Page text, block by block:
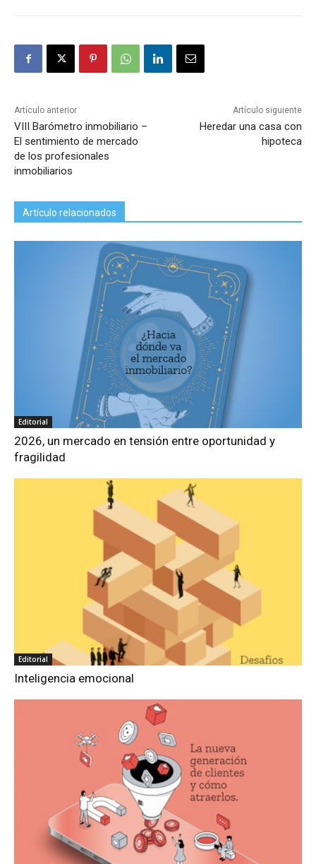
Artículo anterior
VIII Barómetro inmobiliario –
El sentimiento de mercado
de los profesionales
inmobiliarios
Artículo siguiente
Heredar una casa con
hipoteca
Artículo relacionados
Editorial
2026, un mercado en tensión entre oportunidad y
fragilidad
Editorial
Inteligencia emocional